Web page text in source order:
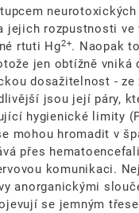
jejich rozpustnosti
rtuti Hg2+. Naopak
jen obtížně
dosažitelnost - ze
jsou její páry,
hygienické limity
mohou hromadit v
přes
komunikaci.
anorganickými
se jemným